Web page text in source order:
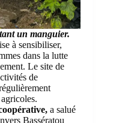
un manguier.
à sensibiliser,
dans la lutte
Le site de
de
a salué
Bassératou